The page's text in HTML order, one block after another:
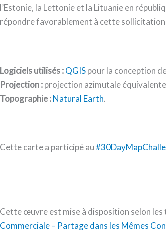
l’Estonie, la Lettonie et la Lituanie en
répondre favorablement à cette sollicitation
Logiciels utilisés :QGISpour la conception
Projection :projection azimutale
Topographie :Natural Earth.
Cette carte a participé au
Cette œuvre est mise à disposition selon les
Commerciale – Partage dans les Mêmes